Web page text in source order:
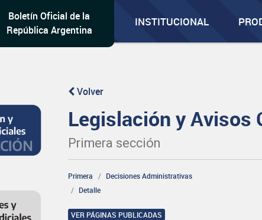
Boletín Oficial de la
República Argentina
INSTITUCIONAL
Volver
Legislación y Avisos
Primera sección
Primera
Decisiones Administrativas
Detalle
VER PÁGINAS PUBLICADAS